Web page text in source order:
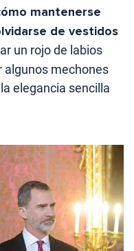
mantenerse
de vestidos
un rojo de labios
algunos mechones
elegancia sencilla